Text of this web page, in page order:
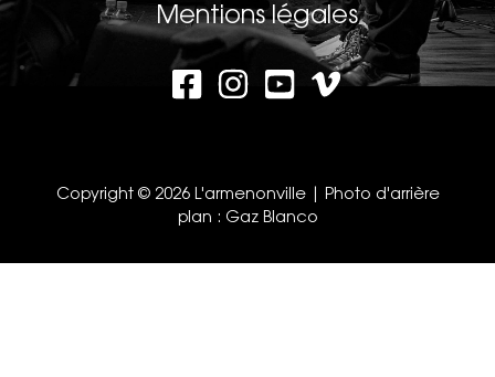
Mentions légales
Copyright © 2026 L'armenonville | Photo d'arrière
plan : Gaz Blanco